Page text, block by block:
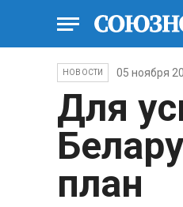
НОВОСТИ 05 ноября
Для
план